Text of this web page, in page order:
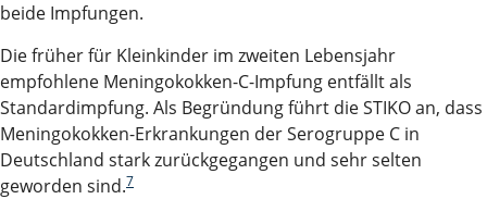
beide Impfungen.
Die früher für Kleinkinder im zweiten Lebensjahr
empfohlene Meningokokken-C-Impfung entfällt als
Standardimpfung. Als Begründung führt die STIKO an, dass
Meningokokken-Erkrankungen der Serogruppe C in
Deutschland stark zurückgegangen und sehr selten
geworden sind.7